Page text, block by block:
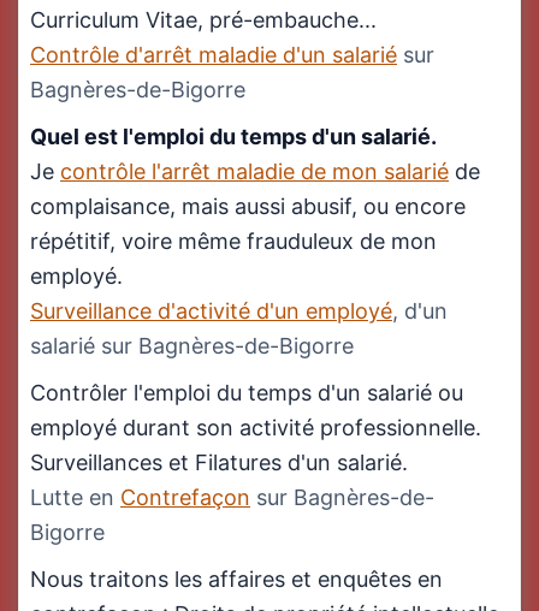
Curriculum Vitae, pré-embauche...
Contrôle d'arrêt maladie d'un salarié sur
Bagnères-de-Bigorre
Quel est l'emploi du temps d'un salarié.
Je contrôle l'arrêt maladie de mon salarié de
complaisance, mais aussi abusif, ou encore
répétitif, voire même frauduleux de mon
employé.
Surveillance d'activité d'un employé, d'un
salarié sur Bagnères-de-Bigorre
Contrôler l'emploi du temps d'un salarié ou
employé durant son activité professionnelle.
Surveillances et Filatures d'un salarié.
Lutte en Contrefaçon sur Bagnères-de-
Bigorre
Nous traitons les affaires et enquêtes en